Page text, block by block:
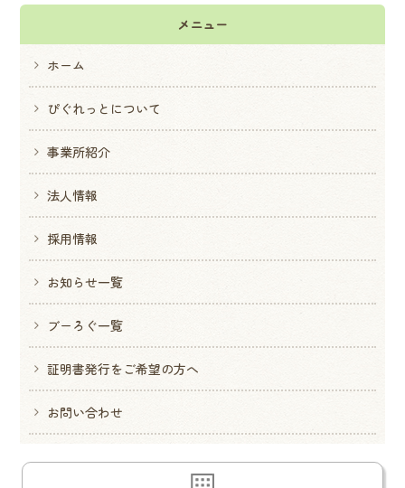
メニュー
ホーム
ぴぐれっとについて
事業所紹介
法人情報
採用情報
お知らせ一覧
ブーろぐ一覧
証明書発行をご希望の方へ
お問い合わせ